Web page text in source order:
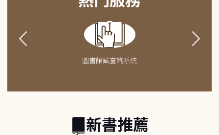
圖書館藏查詢系統
新書推薦